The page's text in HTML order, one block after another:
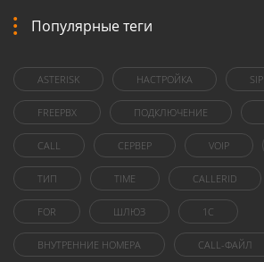
Популярные теги
ASTERISK НАСТРОЙКА SIP
FREEPBX ПОДКЛЮЧЕНИЕ
CALL СЕРВЕР VOIP
ТИП TIME CALLERID
FOR ШЛЮЗ 1C
ВНУТРЕННИЕ НОМЕРА CALL-ФАЙЛ